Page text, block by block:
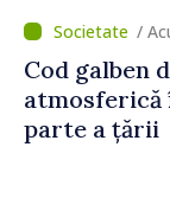
Dnestrovsk.
reparație
regim
/
Cod galben
atmosferică
parte a țării